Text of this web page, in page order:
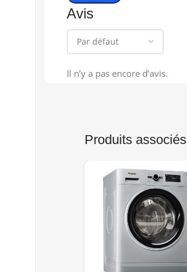
Avis
Il n’y a pas encore d’avis.
Produits associés